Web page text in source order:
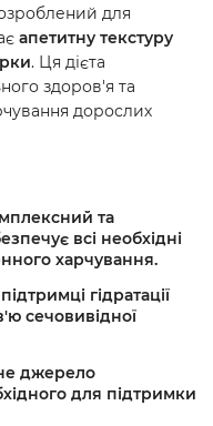
для
апетитну текстуру
. Ця дієта
здоров'я та
дорослих
та
всі необхідні
харчування.
підтримці гідратації
сечовивідної
джерело
для підтримки